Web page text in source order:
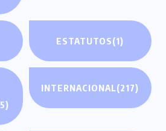
ESTATUTOS(1)
INTERNACIONAL(217)